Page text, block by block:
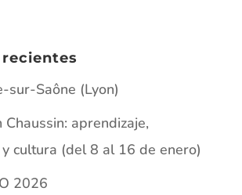
sur-Saône (Lyon)
Chaussin: aprendizaje,
y cultura (del 8 al 16 de enero)
2026